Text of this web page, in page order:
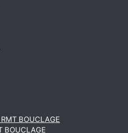
BOUCLAGE
BOUCLAGE